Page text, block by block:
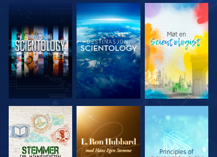
UTFORSK
SERIEN
UTFORSK
SERIEN
UTFORSK
SERIEN